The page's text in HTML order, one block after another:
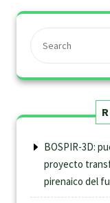
BOSPIR-3D:
proyecto
pirenaico del